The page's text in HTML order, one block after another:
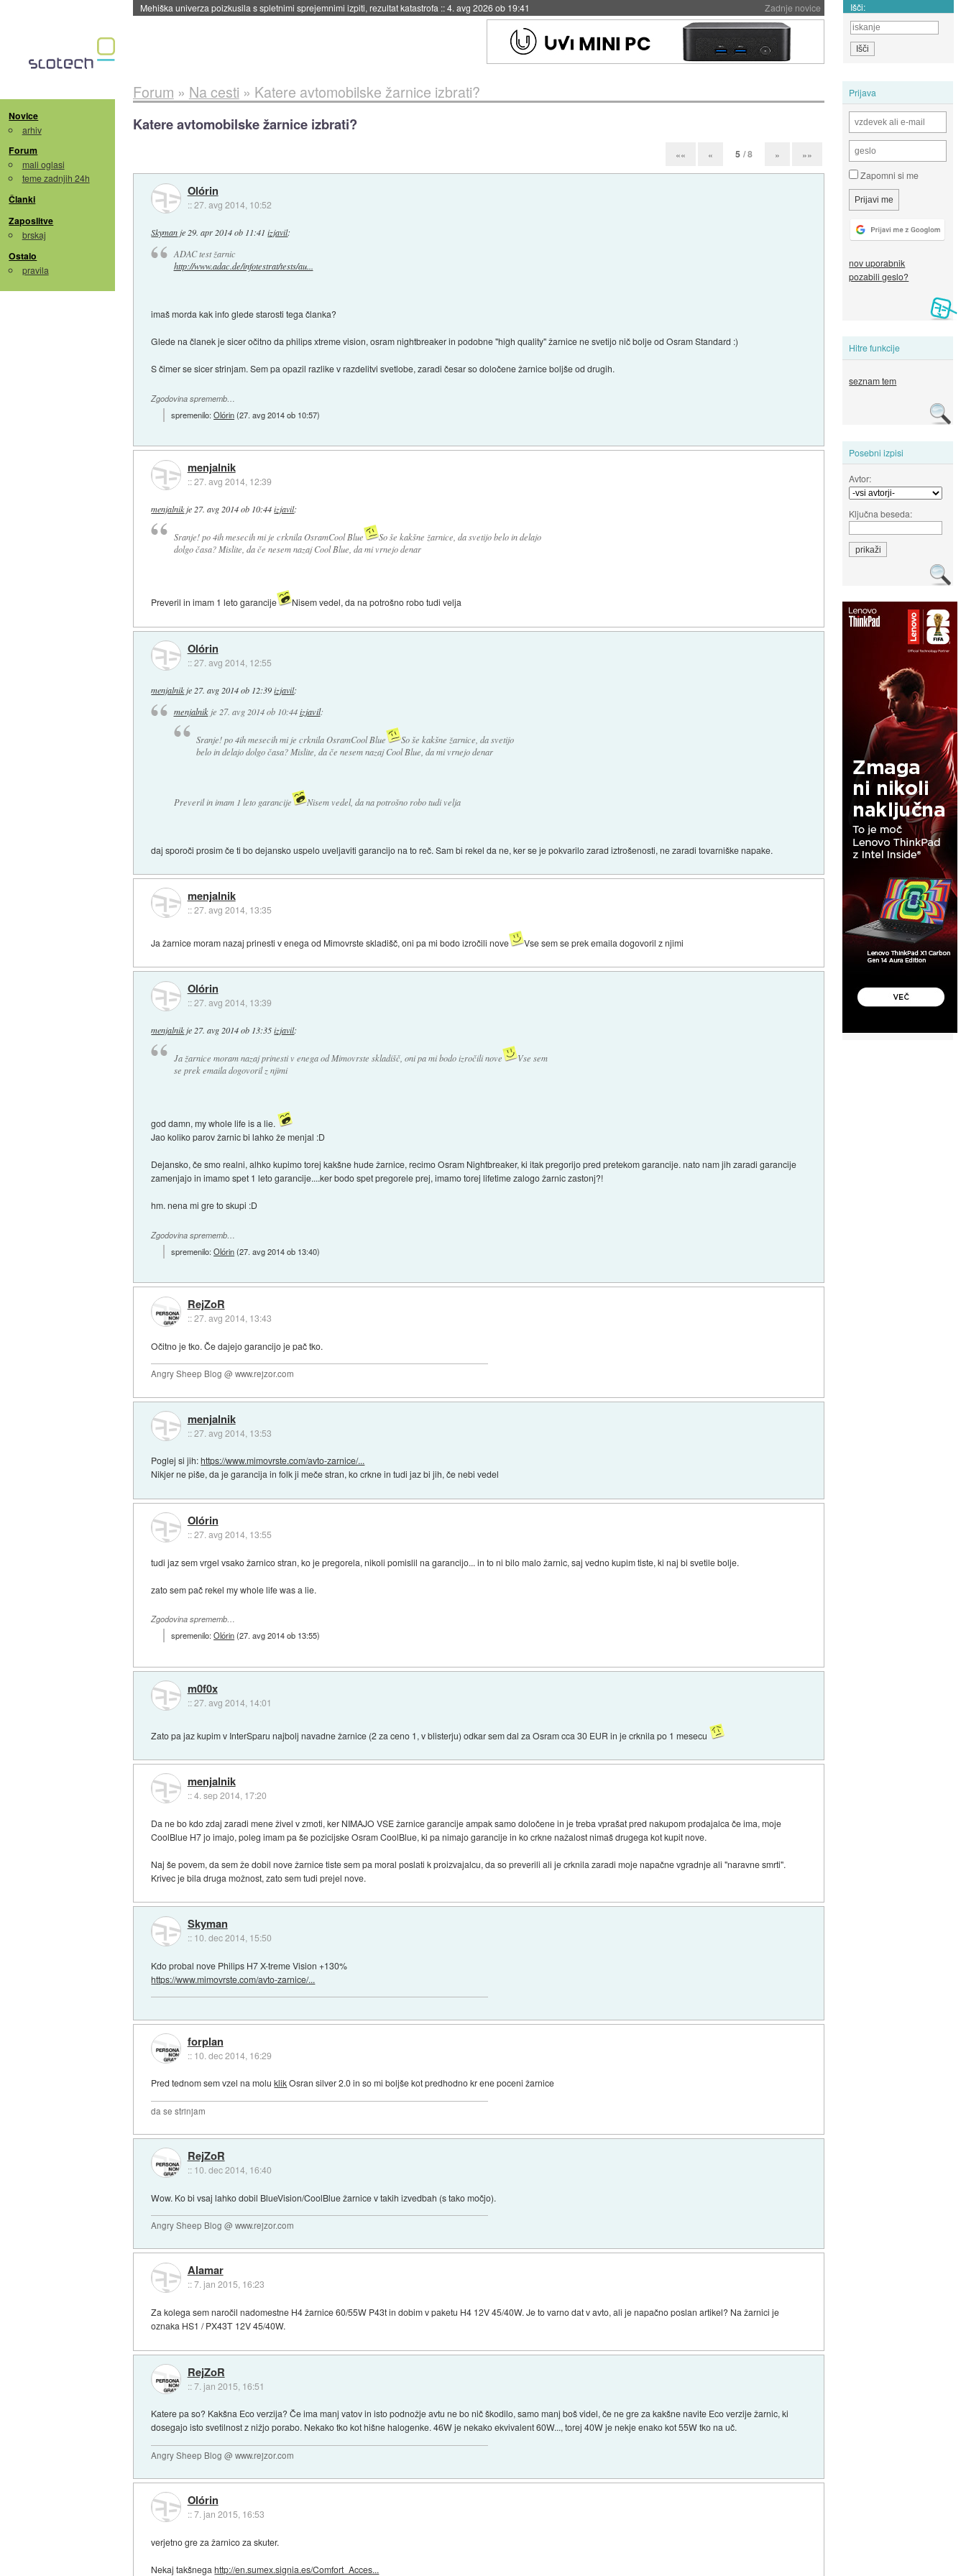
Zadnje novice
Evropska vesoljska agencija razvija svojo raketo za večkratno uporabo::4. avg 2026 ob 19:41 Išči:
Novice
arhiv
Forum
mali oglasi
teme zadnjih 24h
Članki
Zaposlitve
brskaj
Ostalo
pravila
Prijava
Zapomni si me
nov uporabnik
pozabili geslo?
Hitre funkcije
seznam tem
Posebni izpisi
Avtor:
Ključna beseda:
Forum » Na cesti » Katere avtomobilske žarnice izbrati?
Katere avtomobilske žarnice izbrati?
«« « 5 / 8 » »»
Olórin
::27. avg 2014, 10:52
Skyman je 29. apr 2014 ob 11:41 izjavil:
ADAC test žarnic
http://www.adac.de/infotestrat/tests/au...
imaš morda kak info glede starosti tega članka?
Glede na članek je sicer očitno da philips xtreme vision, osram nightbreaker in podobne "high quality" žarnice ne svetijo nič bolje od Osram Standard :)
S čimer se sicer strinjam. Sem pa opazil razlike v razdelitvi svetlobe, zaradi česar so določene žarnice boljše od drugih.
Zgodovina sprememb…
spremenilo:Olórin(27. avg 2014 ob 10:57)
menjalnik
::27. avg 2014, 12:39
menjalnikje 27. avg 2014 ob 10:44 izjavil:
Sranje! po 4ih mesecih mi je crknila OsramCool Blue
So še kakšne žarnice, da svetijo belo in delajo
dolgo časa? Mislite, da če nesem nazaj Cool Blue, da mi vrnejo denar
Preveril in imam 1 leto garancije Nisem vedel, da na potrošno robo tudi velja
Olórin
::27. avg 2014, 12:55
menjalnikje 27. avg 2014 ob 12:39 izjavil:
menjalnikje 27. avg 2014 ob 10:44 izjavil:
Sranje! po 4ih mesecih mi je crknila OsramCool Blue
So še kakšne žarnice, da svetijo
belo in delajo dolgo časa? Mislite, da če nesem nazaj Cool Blue, da mi vrnejo denar
Preveril in imam 1 leto garancije Nisem vedel, da na potrošno robo tudi velja
daj sporoči prosim če ti bo dejansko uspelo uveljaviti garancijo na to reč. Sam bi rekel da ne, ker se je pokvarilo zarad iztrošenosti, ne zaradi tovarniške napake.
menjalnik
::27. avg 2014, 13:35
Ja žarnice moram nazaj prinesti v enega od Mimovrste skladišč, oni pa mi bodo izročili nove Vse sem se prek emaila dogovoril z njimi
Olórin
::27. avg 2014, 13:39
menjalnikje 27. avg 2014 ob 13:35 izjavil:
Ja žarnice moram nazaj prinesti v enega od Mimovrste skladišč, oni pa mi bodo izročili nove
Vse sem
se prek emaila dogovoril z njimi
god damn, my whole life is a lie.
Jao koliko parov žarnic bi lahko že menjal :D
Dejansko, če smo realni, alhko kupimo torej kakšne hude žarnice, recimo Osram Nightbreaker, ki itak pregorijo pred pretekom garancije. nato nam jih zaradi garancije
zamenjajo in imamo spet 1 leto garancije....ker bodo spet pregorele prej, imamo torej lifetime zalogo žarnic zastonj?!
hm. nena mi gre to skupi :D
Zgodovina sprememb…
spremenilo:Olórin(27. avg 2014 ob 13:40)
RejZoR
::27. avg 2014, 13:43
Očitno je tko. Če dajejo garancijo je pač tko.
Angry Sheep Blog @ www.rejzor.com
menjalnik
::27. avg 2014, 13:53
Poglej si jih:https://www.mimovrste.com/avto-zarnice/...
Nikjer ne piše, da je garancija in folk ji meče stran, ko crkne in tudi jaz bi jih, če nebi vedel
Olórin
::27. avg 2014, 13:55
tudi jaz sem vrgel vsako žarnico stran, ko je pregorela, nikoli pomislil na garancijo... in to ni bilo malo žarnic, saj vedno kupim tiste, ki naj bi svetile bolje.
zato sem pač rekel my whole life was a lie.
Zgodovina sprememb…
spremenilo:Olórin(27. avg 2014 ob 13:55)
m0f0x
::27. avg 2014, 14:01
Zato pa jaz kupim v InterSparu najbolj navadne žarnice (2 za ceno 1, v blisterju) odkar sem dal za Osram cca 30 EUR in je crknila po 1 mesecu
menjalnik
::4. sep 2014, 17:20
Da ne bo kdo zdaj zaradi mene živel v zmoti, ker NIMAJO VSE žarnice garancije ampak samo določene in je treba vprašat pred nakupom prodajalca če ima, moje
CoolBlue H7 jo imajo, poleg imam pa še pozicijske Osram CoolBlue, ki pa nimajo garancije in ko crkne nažalost nimaš drugega kot kupit nove.
Naj še povem, da sem že dobil nove žarnice tiste sem pa moral poslati k proizvajalcu, da so preverili ali je crknila zaradi moje napačne vgradnje ali "naravne smrti".
Krivec je bila druga možnost, zato sem tudi prejel nove.
Skyman
:: 10. dec 2014, 15:50
Kdo probal nove Philips H7 X-treme Vision +130%
https://www.mimovrste.com/avto-zarnice/...
forplan
:: 10. dec 2014, 16:29
Pred tednom sem vzel na moluklikOsran silver 2.0 in so mi boljše kot predhodno kr ene poceni žarnice
da se strinjam
RejZoR
:: 10. dec 2014, 16:40
Wow. Ko bi vsaj lahko dobil BlueVision/CoolBlue žarnice v takih izvedbah (s tako močjo).
Angry Sheep Blog @ www.rejzor.com
Alamar
::7. jan 2015, 16:23
Za kolega sem naročil nadomestne H4 žarnice 60/55W P43t in dobim v paketu H4 12V 45/40W. Je to varno dat v avto, ali je napačno poslan artikel? Na žarnici je
oznaka HS1 / PX43T 12V 45/40W.
RejZoR
::7. jan 2015, 16:51
Katere pa so? Kakšna Eco verzija? Če ima manj vatov in isto podnožje avtu ne bo nič škodilo, samo manj boš videl, če ne gre za kakšne navite Eco verzije žarnic, ki
dosegajo isto svetilnost z nižjo porabo. Nekako tko kot hišne halogenke. 46W je nekako ekvivalent 60W..., torej 40W je nekje enako kot 55W tko na uč.
Angry Sheep Blog @ www.rejzor.com
Olórin
::7. jan 2015, 16:53
verjetno gre za žarnico za skuter.
Nekaj takšnegahttp://en.sumex.signia.es/Comfort_Acces...